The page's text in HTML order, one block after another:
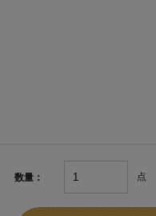
数量： 点